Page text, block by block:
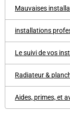
Mauvaises
installations
Le suivi de vos
Radiateur &
Aides, primes, et